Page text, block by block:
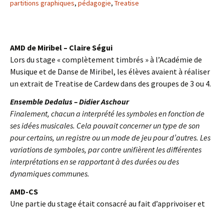
partitions graphiques, pédagogie, Treatise
AMD de Miribel – Claire Ségui
Lors du stage « complètement timbrés » à l’Académie de
Musique et de Danse de Miribel, les élèves avaient à réaliser
un extrait de Treatise de Cardew dans des groupes de 3 ou 4.
Ensemble Dedalus – Didier Aschour
Finalement, chacun a interprété les symboles en fonction de
ses idées musicales. Cela pouvait concerner un type de son
pour certains, un registre ou un mode de jeu pour d’autres. Les
variations de symboles, par contre unifièrent les différentes
interprétations en se rapportant à des durées ou des
dynamiques communes.
AMD-CS
Une partie du stage était consacré au fait d’apprivoiser et